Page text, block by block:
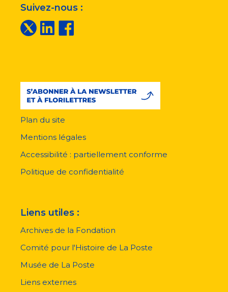
Suivez-nous :
pied
page
Plan du site
Mentions légales
Accessibilité : partiellement conforme
Politique de confidentialité
Liens utiles :
Archives de la Fondation
Comité pour l'Histoire de La Poste
Musée de La Poste
Liens externes